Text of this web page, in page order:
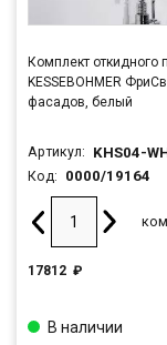
Комплект
KESSEBOHMER
фасадов, белый
Артикул: KHS04-
Код: 0000/19164
17812 ₽
В наличии